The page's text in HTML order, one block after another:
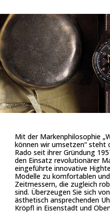
Mit der Markenphilosophie
können wir umsetzen“ steht
Rado seit ihrer Gründung
den Einsatz revolutionärer
eingeführte innovative
Modelle zu komfortablen
Zeitmessern, die zugleich
sind. Überzeugen Sie sich
ästhetisch ansprechenden
Kröpfl in Eisenstadt und